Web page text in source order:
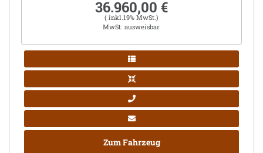
36.960,00 €
( inkl.19% MwSt.)
MwSt. ausweisbar.
Zum Fahrzeug